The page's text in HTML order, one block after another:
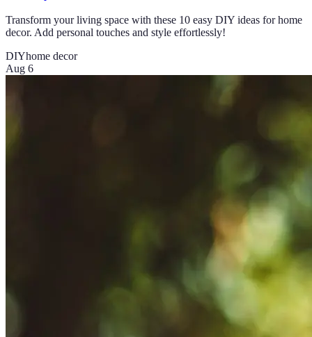
Transform your living space with these 10 easy DIY ideas for home
decor. Add personal touches and style effortlessly!
DIYhome decor
Aug 6